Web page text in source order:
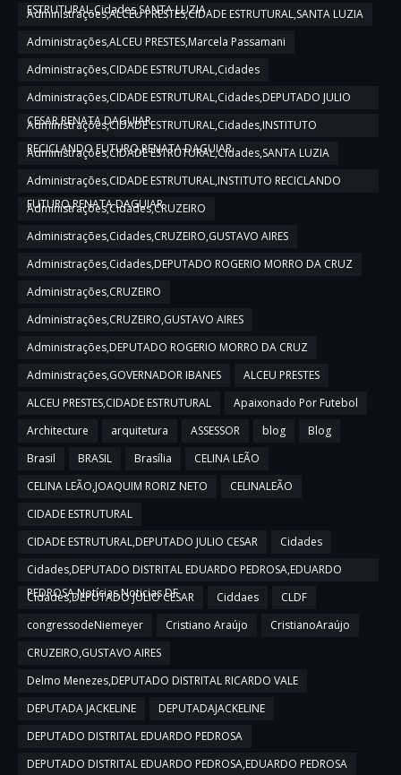
ESTRUTURAL,Cidades,SANTA LUZIA
Administrações,ALCEU PRESTES,CIDADE ESTRUTURAL,SANTA LUZIA
Administrações,ALCEU PRESTES,Marcela Passamani
Administrações,CIDADE ESTRUTURAL,Cidades
Administrações,CIDADE ESTRUTURAL,Cidades,DEPUTADO JULIO
CESAR,RENATA DAGUIAR
Administrações,CIDADE ESTRUTURAL,Cidades,INSTITUTO
RECICLANDO FUTURO,RENATA DAGUIAR
Administrações,CIDADE ESTRUTURAL,Cidades,SANTA LUZIA
Administrações,CIDADE ESTRUTURAL,INSTITUTO RECICLANDO
FUTURO,RENATA DAGUIAR
Administrações,Cidades,CRUZEIRO
Administrações,Cidades,CRUZEIRO,GUSTAVO AIRES
Administrações,Cidades,DEPUTADO ROGERIO MORRO DA CRUZ
Administrações,CRUZEIRO
Administrações,CRUZEIRO,GUSTAVO AIRES
Administrações,DEPUTADO ROGERIO MORRO DA CRUZ
Administrações,GOVERNADOR IBANES
ALCEU PRESTES
ALCEU PRESTES,CIDADE ESTRUTURAL
Apaixonado Por Futebol
Architecture
arquitetura ASSESSOR blog
Blog
Brasil
BRASIL Brasília
CELINA LEÃO
CELINA LEÃO,JOAQUIM RORIZ NETO
CELINALEÃO
CIDADE ESTRUTURAL
CIDADE ESTRUTURAL,DEPUTADO JULIO CESAR
Cidades
Cidades,DEPUTADO DISTRITAL EDUARDO PEDROSA,EDUARDO
PEDROSA,Notícias,Noticias DF
Cidades,DEPUTADO JULIO CESAR Ciddaes
CLDF
congressodeNiemeyer
Cristiano Araújo
CristianoAraújo
CRUZEIRO,GUSTAVO AIRES
Delmo Menezes,DEPUTADO DISTRITAL RICARDO VALE
DEPUTADA JACKELINE
DEPUTADAJACKELINE
DEPUTADO DISTRITAL EDUARDO PEDROSA
DEPUTADO DISTRITAL EDUARDO PEDROSA,EDUARDO PEDROSA